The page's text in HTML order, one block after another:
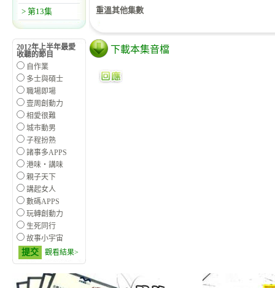
> 第13集
2012年上半年最愛
收聽的節目
自作業
多士與碩士
職場即場
壹周創動力
相愛很難
城市動男
子程扮熟
諸事多APPS
港味‧講味
親子天下
講起女人
數碼APPS
玩轉創動力
生死同行
故事小宇宙
提交 觀看結果>
重溫其他集數
下載本集音檔